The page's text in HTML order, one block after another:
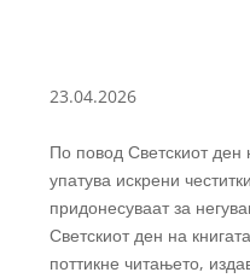
23.04.2026
По повод Светскиот ден
упатува искрени
придонесуваат за
Светскиот ден на
поттикне читањето,